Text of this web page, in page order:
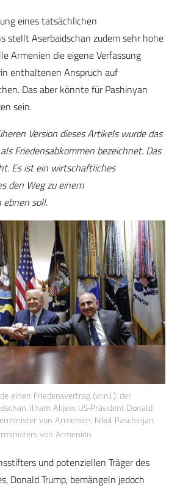
eines tatsächlichen
stellt Aserbaidschan zudem sehr hohe
Armenien die eigene Verfassung
enthaltenen Anspruch auf
Das aber könnte für Pashinyan
sein.
Version dieses Artikels wurde das
Friedensabkommen bezeichnet. Das
Es ist ein wirtschaftliches
den Weg zu einem
ebnen soll.
einen Friedensvertrag (v.r.n.l.): der
Ilham Alijew, US-Präsident Donald
von Armenien, Nikol Paschinjan.
von Armenien
und potenziellen Träger des
Donald Trump, bemängeln jedoch